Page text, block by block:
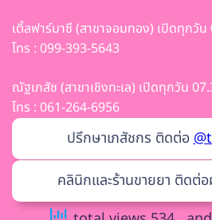
เติ้ลฟาร์มาซี (สาขาจอมทอง) เปิดทุกวั
โทร : 099-393-5643
ณัฐเภสัช (สาขาเชิงทะเล) เปิดทุกวัน
โทร : 061-264-6956
ปรึกษาเภสัชกร ติดต่อ
คลินิกและร้านขายยา ติดต่